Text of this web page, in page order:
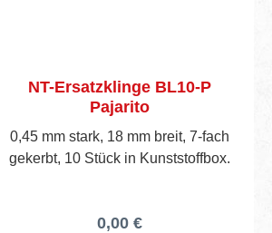
NT-Ersatzklinge BL10-P
Pajarito
0,45 mm stark, 18 mm breit, 7-fach
gekerbt, 10 Stück in Kunststoffbox.
0,00 €